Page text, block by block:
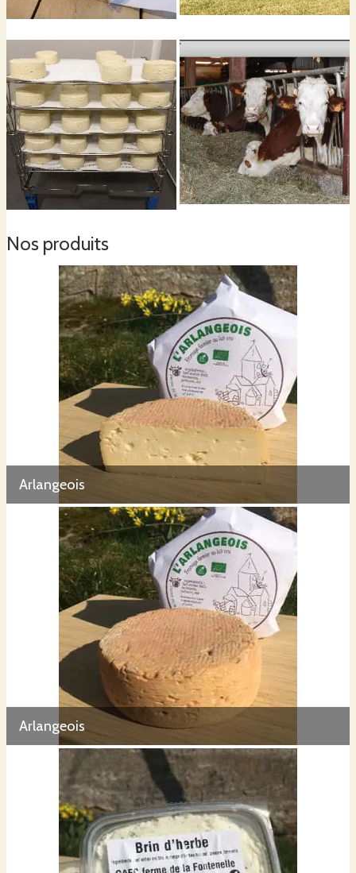
Nos produits
Arlangeois
Arlangeois